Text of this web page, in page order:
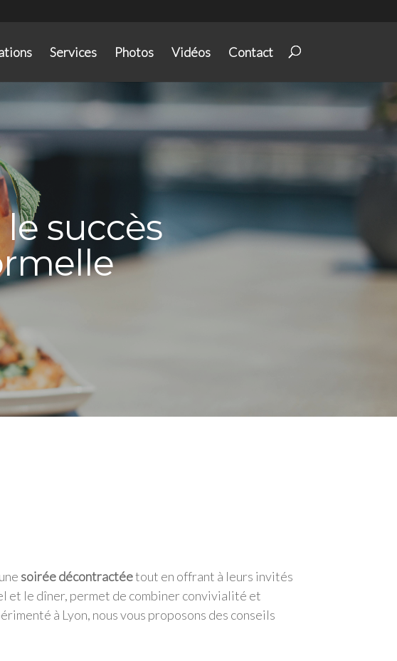
Services Photos Vidéos Contact
succès
soirée décontractéetout en offrant à leurs invités
et le dîner, permet de combiner convivialité et
à Lyon, nous vous proposons des conseils